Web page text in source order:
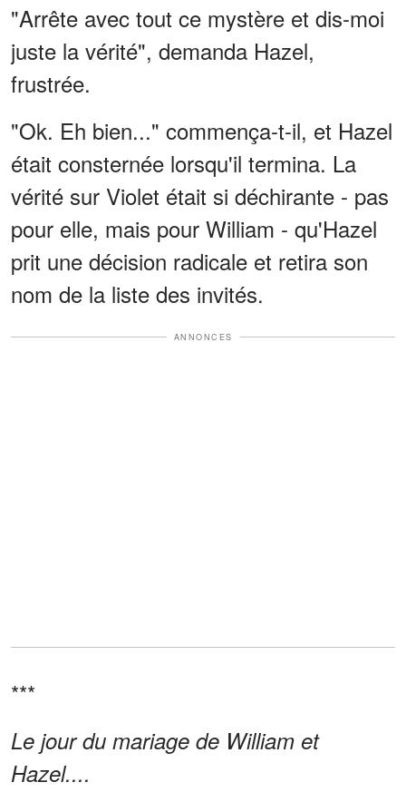
"Arrête avec tout ce mystère et dis-moi
juste la vérité", demanda Hazel,
frustrée.
"Ok. Eh bien..." commença-t-il, et Hazel
était consternée lorsqu'il termina. La
vérité sur Violet était si déchirante - pas
pour elle, mais pour William - qu'Hazel
prit une décision radicale et retira son
nom de la liste des invités.
ANNONCES
***
Le jour du mariage de William et
Hazel....